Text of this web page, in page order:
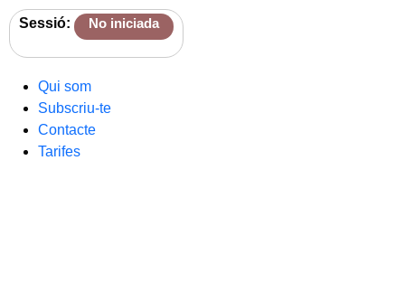
Sessió: No iniciada
Qui som
Subscriu-te
Contacte
Tarifes